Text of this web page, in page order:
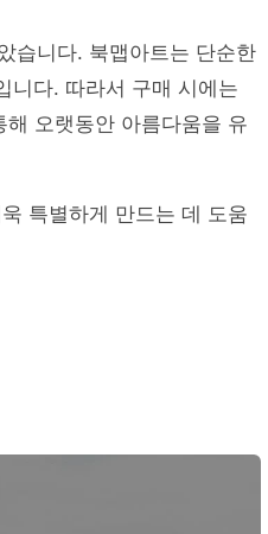
습니다. 북맵아트는 단순한
니다. 따라서 구매 시에는
오랫동안 아름다움을 유
특별하게 만드는 데 도움